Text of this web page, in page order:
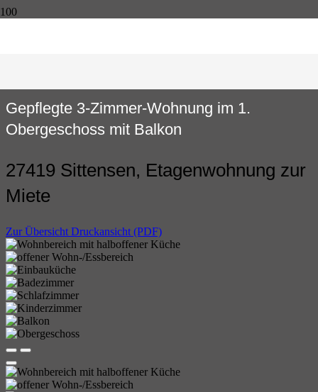
Gepflegte 3-Zimmer-Wohnung im 1.
Obergeschoss mit Balkon
27419 Sittensen, Etagenwohnung zur
Miete
Zur Übersicht Druckansicht (PDF)